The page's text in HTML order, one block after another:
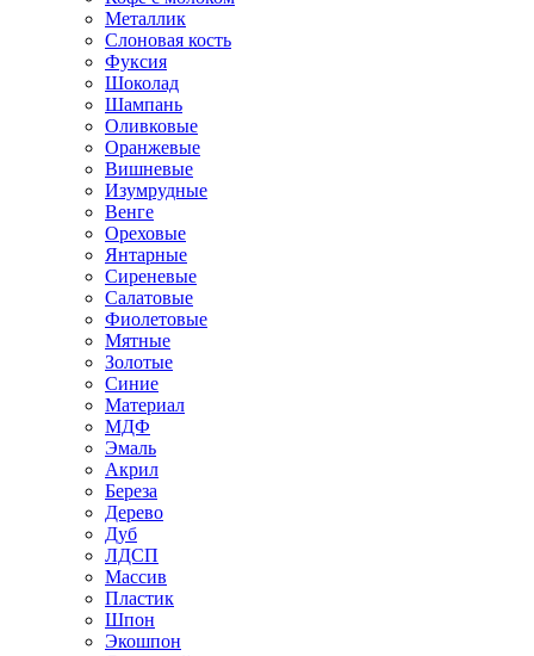
Металлик
Слоновая кость
Фуксия
Шоколад
Шампань
Оливковые
Оранжевые
Вишневые
Изумрудные
Венге
Ореховые
Янтарные
Сиреневые
Салатовые
Фиолетовые
Мятные
Золотые
Синие
Материал
МДФ
Эмаль
Акрил
Береза
Дерево
Дуб
ЛДСП
Массив
Пластик
Шпон
Экошпон